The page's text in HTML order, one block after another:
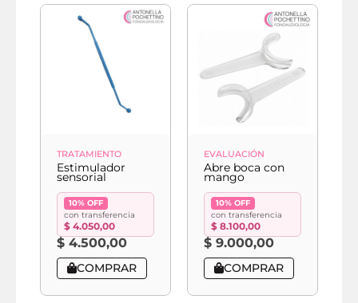
TRATAMIENTO
Estimulador
sensorial
10% OFF
con transferencia
$ 4.050,00
$ 4.500,00
COMPRAR
EVALUACIÓN
Abre boca con
mango
10% OFF
con transferencia
$ 8.100,00
$ 9.000,00
COMPRAR